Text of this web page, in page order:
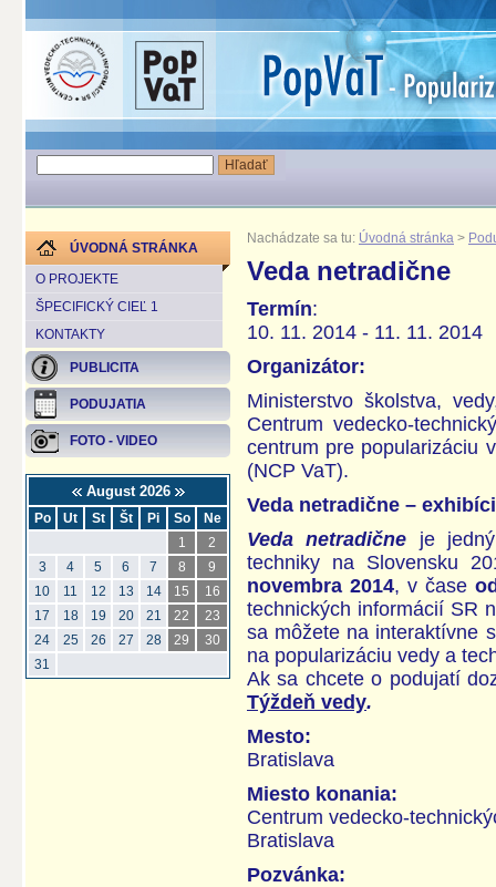
ÚVODNÁ STRÁNKA
O PROJEKTE
ŠPECIFICKÝ CIEĽ 1
KONTAKTY
PUBLICITA
PODUJATIA
FOTO - VIDEO
August 2026
Po Ut St Št Pi So
Ne
1
2
3
4 5 6 7 8
9
10
11 12 13 14 15
16
17
18 19 20 21 22
23
24
25 26 27 28 29
30
31
Nachádzate sa tu: Úvodná stránka >
Veda netradične
Termín:
10. 11. 2014 - 11. 11. 2014
Organizátor:
Ministerstvo školstva,
Centrum vedecko-
centrum pre popularizáciu
(NCP VaT).
Veda netradične –
Veda netradične
je
techniky na Slovensku
novembra 2014, v čase
technických informácií SR
sa môžete na interaktívne
na popularizáciu vedy a
Ak sa chcete o podujatí
Týždeň vedy.
Mesto:
Bratislava
Miesto konania:
Centrum vedecko-
Bratislava
Pozvánka: